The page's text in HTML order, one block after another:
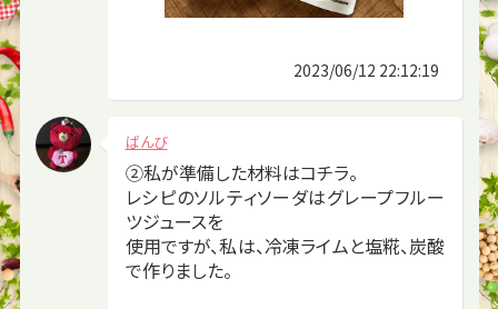
2023/06/12 22:12:19
ばんび
②私が準備した材料はコチラ。
レシピのソルティソーダはグレープフルー
ツジュースを
使用ですが、私は、冷凍ライムと塩糀、炭酸
で作りました。